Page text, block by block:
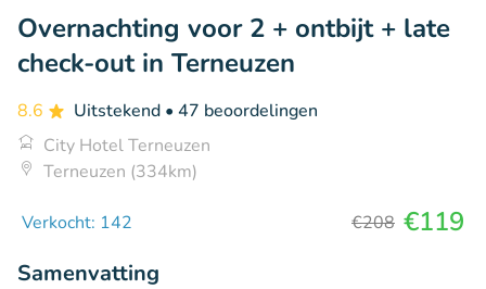
Overnachting voor 2 + ontbijt + late
check-out in Terneuzen
8.6 Uitstekend • 47 beoordelingen
City Hotel Terneuzen
Terneuzen (334km)
Verkocht: 142 €208 €119
Samenvatting